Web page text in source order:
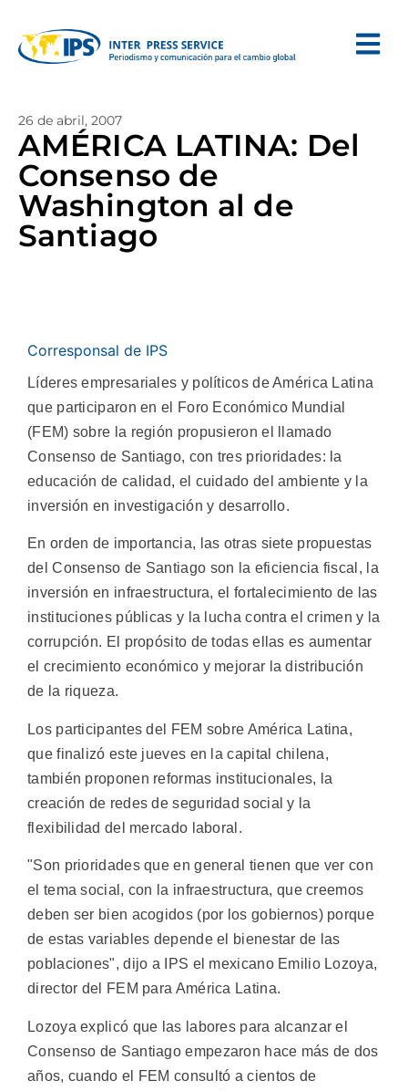
26 de abril, 2007
AMÉRICA LATINA: Del
Consenso de
Washington al de
Santiago
Corresponsal de IPS
Líderes empresariales y políticos de América Latina
que participaron en el Foro Económico Mundial
(FEM) sobre la región propusieron el llamado
Consenso de Santiago, con tres prioridades: la
educación de calidad, el cuidado del ambiente y la
inversión en investigación y desarrollo.
En orden de importancia, las otras siete propuestas
del Consenso de Santiago son la eficiencia fiscal, la
inversión en infraestructura, el fortalecimiento de las
instituciones públicas y la lucha contra el crimen y la
corrupción. El propósito de todas ellas es aumentar
el crecimiento económico y mejorar la distribución
de la riqueza.
Los participantes del FEM sobre América Latina,
que finalizó este jueves en la capital chilena,
también proponen reformas institucionales, la
creación de redes de seguridad social y la
flexibilidad del mercado laboral.
"Son prioridades que en general tienen que ver con
el tema social, con la infraestructura, que creemos
deben ser bien acogidos (por los gobiernos) porque
de estas variables depende el bienestar de las
poblaciones", dijo a IPS el mexicano Emilio Lozoya,
director del FEM para América Latina.
Lozoya explicó que las labores para alcanzar el
Consenso de Santiago empezaron hace más de dos
años, cuando el FEM consultó a cientos de